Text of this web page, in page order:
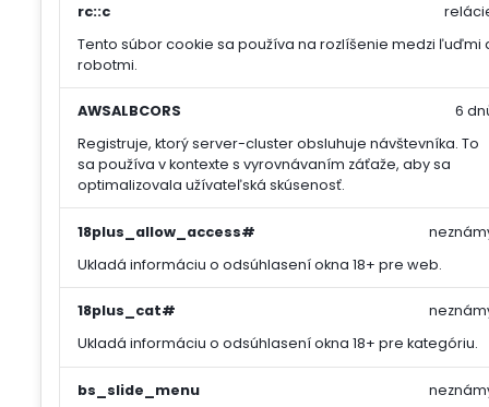
rc::c
Tento súbor cookie sa používa na rozlíšenie medzi ľuďmi
robotmi.
AWSALBCORS
Registruje, ktorý server-cluster obsluhuje návštevníka. To
sa používa v kontexte s vyrovnávaním záťaže, aby sa
optimalizovala užívateľská skúsenosť.
6
18plus_allow_access#
Ukladá informáciu o odsúhlasení okna 18+ pre web.
18plus_cat#
Ukladá informáciu o odsúhlasení okna 18+ pre kategóriu.
bs_slide_menu